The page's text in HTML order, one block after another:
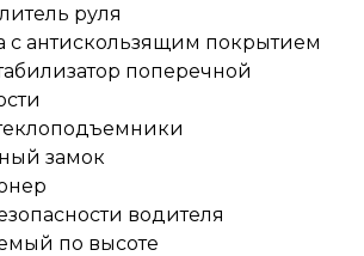
руля
с антискользящим покрытием
поперечной
замок
водителя
по высоте